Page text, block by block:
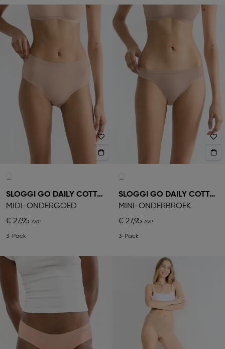
SLOGGI GO DAILY COTTON
MIDI-ONDERGOED
€ 27,95
3-Pack
SLOGGI GO DAILY COTTON
MINI-ONDERBROEK
€ 27,95
3-Pack